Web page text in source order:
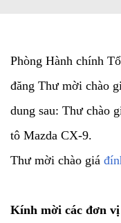
Phòng Hành chính
đăng Thư mời chào
dung sau: Thư chào
tô Mazda CX-9.
Thư mời chào giá
Kính mời các đơn